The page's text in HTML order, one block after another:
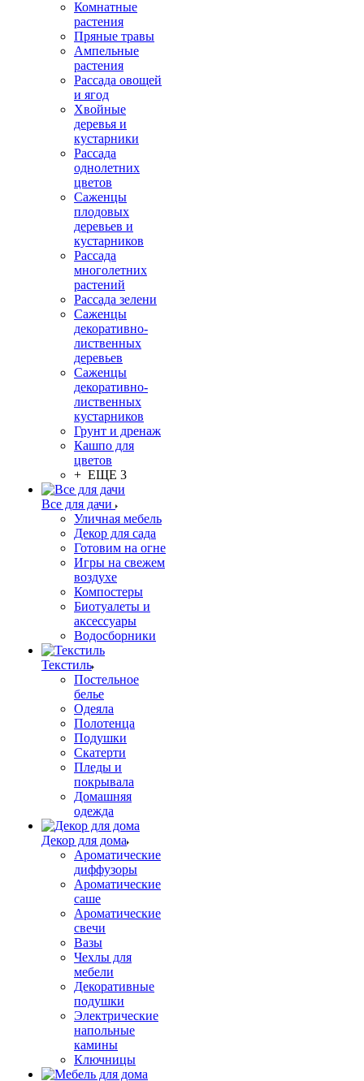
Комнатные
растения
Пряные травы
Ампельные
растения
Рассада овощей
и ягод
Хвойные
деревья и
кустарники
Рассада
однолетних
цветов
Саженцы
плодовых
деревьев и
кустарников
Рассада
многолетних
растений
Рассада зелени
Саженцы
декоративно-
лиственных
деревьев
Саженцы
декоративно-
лиственных
кустарников
Грунт и дренаж
Кашпо для
цветов
+ ЕЩЕ 3
Все для дачи
Уличная мебель
Декор для сада
Готовим на огне
Игры на свежем
воздухе
Компостеры
Биотуалеты и
аксессуары
Водосборники
Текстиль
Постельное
белье
Одеяла
Полотенца
Подушки
Скатерти
Пледы и
покрывала
Домашняя
одежда
Декор для дома
Ароматические
диффузоры
Ароматические
саше
Ароматические
свечи
Вазы
Чехлы для
мебели
Декоративные
подушки
Электрические
напольные
камины
Ключницы